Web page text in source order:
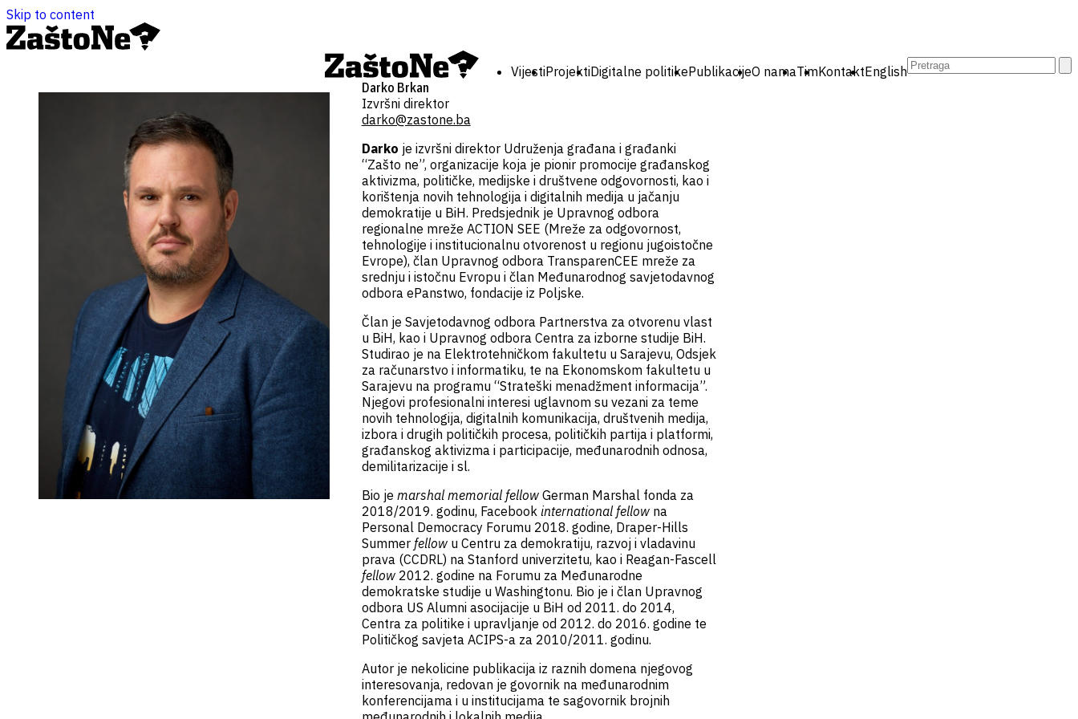
Skip to content
VijestiProjektiDigitalne politikePublikacijeO namaTimKontaktEnglishPretraga:
Darko Brkan
Izvršni direktor
darko@zastone.ba
Darko je izvršni direktor Udruženja građana i građanki
“Zašto ne”, organizacije koja je pionir promocije građanskog
aktivizma, političke, medijske i društvene odgovornosti, kao i
korištenja novih tehnologija i digitalnih medija u jačanju
demokratije u BiH. Predsjednik je Upravnog odbora
regionalne mreže ACTION SEE (Mreže za odgovornost,
tehnologije i institucionalnu otvorenost u regionu jugoistočne
Evrope), član Upravnog odbora TransparenCEE mreže za
srednju i istočnu Evropu i član Međunarodnog savjetodavnog
odbora ePanstwo, fondacije iz Poljske.
Član je Savjetodavnog odbora Partnerstva za otvorenu vlast
u BiH, kao i Upravnog odbora Centra za izborne studije BiH.
Studirao je na Elektrotehničkom fakultetu u Sarajevu, Odsjek
za računarstvo i informatiku, te na Ekonomskom fakultetu u
Sarajevu na programu “Strateški menadžment informacija”.
Njegovi profesionalni interesi uglavnom su vezani za teme
novih tehnologija, digitalnih komunikacija, društvenih medija,
izbora i drugih političkih procesa, političkih partija i platformi,
građanskog aktivizma i participacije, međunarodnih odnosa,
demilitarizacije i sl.
Bio je marshal memorial fellowGerman Marshal fonda za
2018/2019. godinu, Facebook international fellowna
Personal Democracy Forumu 2018. godine, Draper-Hills
Summer fellowu Centru za demokratiju, razvoj i vladavinu
prava (CCDRL) na Stanford univerzitetu, kao i Reagan-Fascell
fellow2012. godine na Forumu za Međunarodne
demokratske studije u Washingtonu. Bio je i član Upravnog
odbora US Alumni asocijacije u BiH od 2011. do 2014,
Centra za politike i upravljanje od 2012. do 2016. godine te
Političkog savjeta ACIPS-a za 2010/2011. godinu.
Autor je nekolicine publikacija iz raznih domena njegovog
interesovanja, redovan je govornik na međunarodnim
konferencijama i u institucijama te sagovornik brojnih